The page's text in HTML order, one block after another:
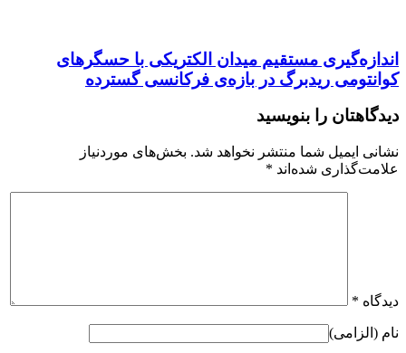
اندازه‌گیری مستقیم میدان الکتریکی با حسگرهای
کوانتومی ریدبرگ در بازه‌ی فرکانسی گسترده
دیدگاهتان را بنویسید
نشانی ایمیل شما منتشر نخواهد شد. بخش‌های موردنیاز
علامت‌گذاری شده‌اند *
دیدگاه *
نام (الزامی)